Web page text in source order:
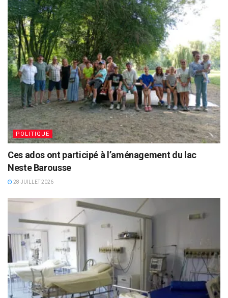
POLITIQUE
Ces ados ont participé à l’aménagement du lac
Neste Barousse
28 JUILLET 2026